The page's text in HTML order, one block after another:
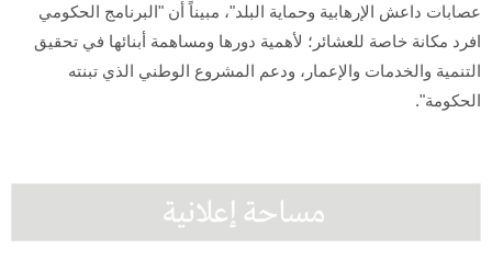
عصابات داعش الإرهابية وحماية البلد"، مبيناً أن "البرنامج الحكومي
افرد مكانة خاصة للعشائر؛ لأهمية دورها ومساهمة أبنائها في تحقيق
التنمية والخدمات والإعمار، ودعم المشروع الوطني الذي تبنته
الحكومة".